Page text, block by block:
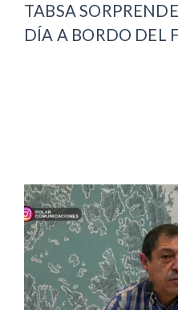
TABSA
DÍA A BORDO DEL